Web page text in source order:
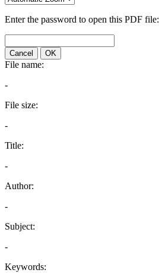
Enter the password to open this PDF file:
Cancel OK
File name:
-
File size:
-
Title:
-
Author:
-
Subject:
-
Keywords: